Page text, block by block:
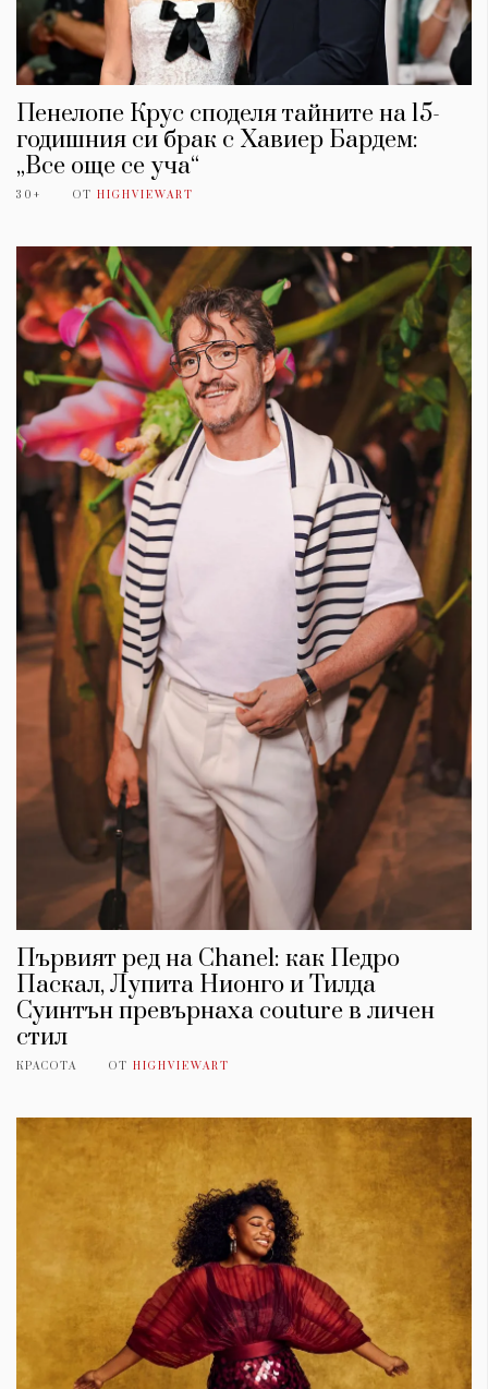
Пенелопе Крус споделя тайните на 15-
годишния си брак с Хавиер Бардем:
„Все още се уча“
30+ ОТ HIGHVIEWART
Първият ред на Chanel: как Педро
Паскал, Лупита Нионго и Тилда
Суинтън превърнаха couture в личен
стил
КРАСОТА ОТ HIGHVIEWART